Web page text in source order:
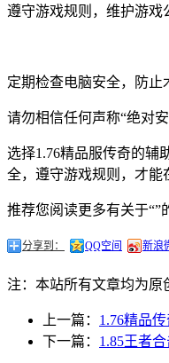
遵守游戏规则，维护游戏
定期检查电脑安全，防止
请勿相信任何声称“绝对
选择1.76精品服传奇的辅
全，遵守游戏规则，才能
推荐您阅读更多有关于“”
分享到： QQ空间 新浪
注：本站所有文章均为原
上一篇： 1.76精品
下一篇： 1.85王者